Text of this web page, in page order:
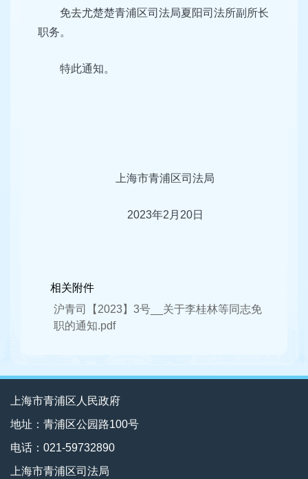
免去尤楚楚青浦区司法局夏阳司法所副所长
职务。
特此通知。
上海市青浦区司法局
2023年2月20日
相关附件
沪青司【2023】3号__关于李桂林等同志免
职的通知.pdf
上海市青浦区人民政府
地址：青浦区公园路100号
电话：021-59732890
上海市青浦区司法局